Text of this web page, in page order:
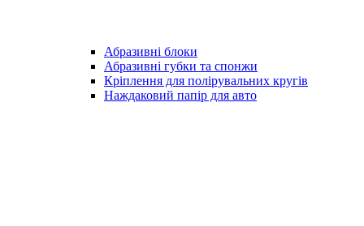
Абразивні блоки
Абразивні губки та спонжи
Кріплення для полірувальних кругів
Наждаковий папір для авто